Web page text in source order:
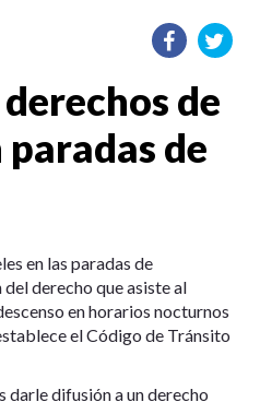
de
de
en las paradas de
derecho que asiste al
en horarios nocturnos
el Código de Tránsito
darle difusión a un derecho